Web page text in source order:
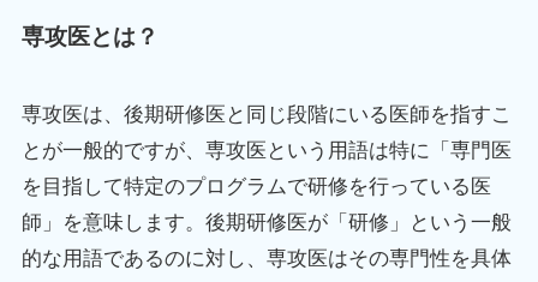
専攻医とは？
専攻医は、後期研修医と同じ段階にいる医師を指すこ
とが一般的ですが、専攻医という用語は特に「専門医
を目指して特定のプログラムで研修を行っている医
師」を意味します。後期研修医が「研修」という一般
的な用語であるのに対し、専攻医はその専門性を具体